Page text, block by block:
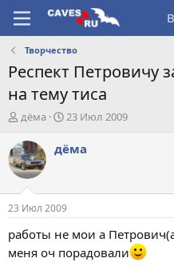
Творчество
Респект Петровичу
на тему тиса
А
т
о
р
т
е
м
ы
дёма
Д
т
ч
а
л
23 Июл 2009
дёма
23 Июл 2009
работы не мои а
меня оч порадовали